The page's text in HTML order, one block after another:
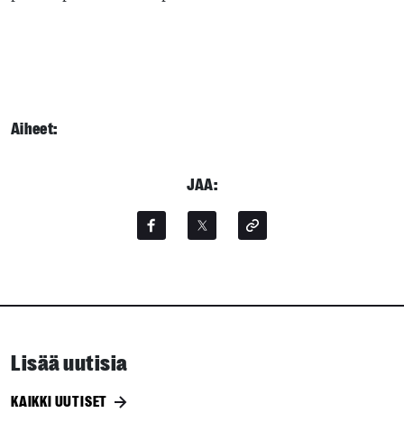
Aiheet:
JAA:
Lisää uutisia
KAIKKI UUTISET